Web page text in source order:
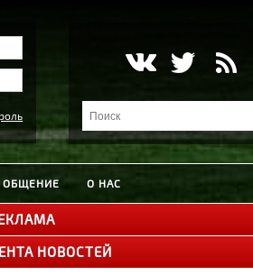
ОБЩЕНИЕ О НАС
НОВОСТЕЙ